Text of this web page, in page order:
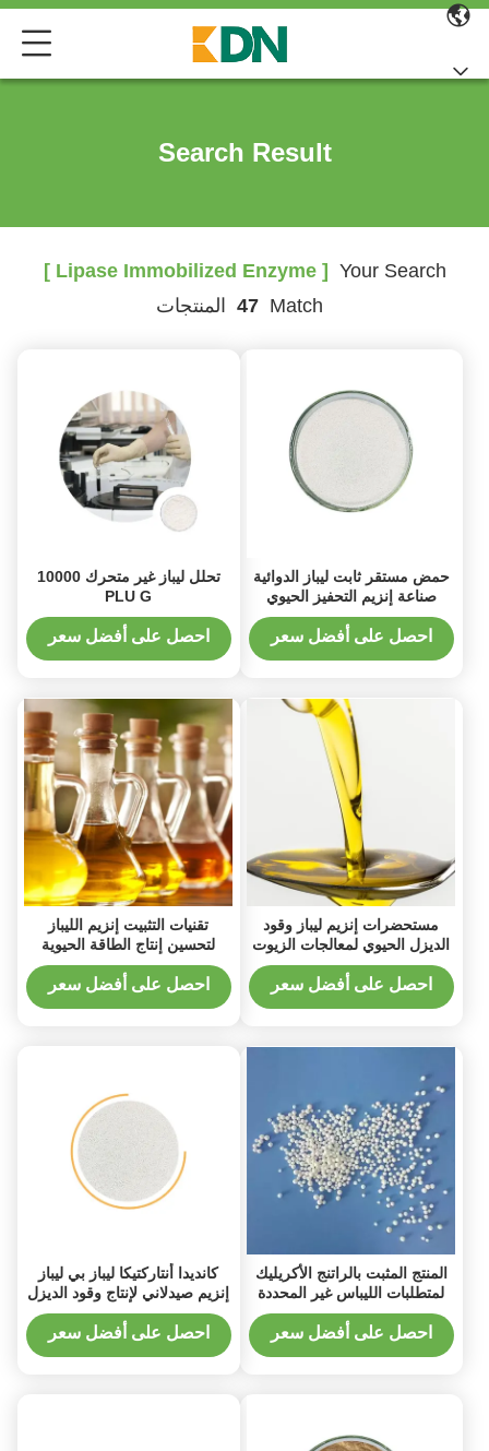
Search Result
Your Search
[ Lipase Immobilized Enzyme ]
47 المنتجات
حمض مستقر ثابت ليباز الدوائية
صناعة إنزيم التحفيز الحيوي
تحسين العائد
احصل على أفضل سعر
تحلل ليباز غير متحرك 10000
PLU G
احصل على أفضل سعر
مستحضرات إنزيم ليباز وقود
الديزل الحيوي لمعالجات الزيوت
والدهون 9001-62-1
احصل على أفضل سعر
تقنيات التثبيت إنزيم الليباز
لتحسين إنتاج الطاقة الحيوية
احصل على أفضل سعر
المنتج المثبت بالراتنج الأكريليك
لمتطلبات الليباس غير المحددة
احصل على أفضل سعر
كانديدا أنتاركتيكا ليباز بي ليباز
إنزيم صيدلاني لإنتاج وقود الديزل
الحيوي
احصل على أفضل سعر